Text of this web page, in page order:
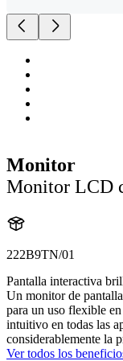
Monitor
Monitor LCD
222B9TN/01
Pantalla interactiva
Un monitor de
para un uso flexible
intuitivo en todas las
considerablemente la
Ver todos los